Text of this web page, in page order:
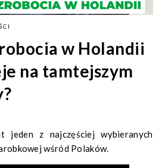
w Holandii
na tamtejszym
z najczęściej wybieranych
wśród Polaków.